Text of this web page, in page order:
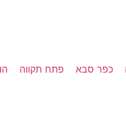
כפר סבא פתח תקווה